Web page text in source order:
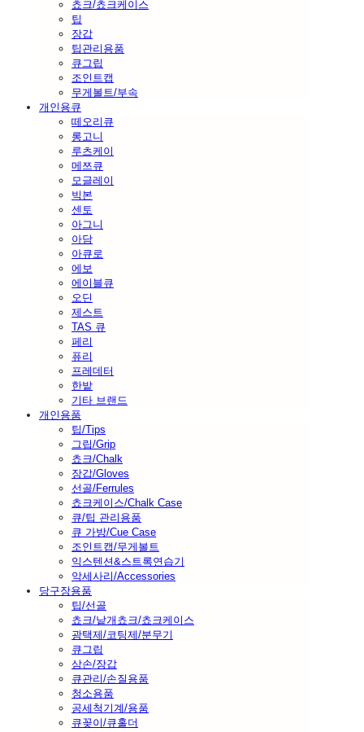
쵸크/쵸크케이스
팁
장갑
팁관리용품
큐그립
조인트캡
무게볼트/부속
개인용큐
떼오리큐
롱고니
루츠케이
메쯔큐
모글레이
빅본
센토
아그니
아담
아큐로
에보
에이블큐
오딘
제스트
TAS 큐
페리
퓨리
프레데터
한밭
기타 브랜드
개인용품
팁/Tips
그립/Grip
쵸크/Chalk
장갑/Gloves
선골/Ferrules
쵸크케이스/Chalk Case
큐/팁 관리용품
큐 가방/Cue Case
조인트캡/무게볼트
익스텐션&스트록연습기
악세사리/Accessories
당구장용품
팁/선골
쵸크/낱개쵸크/쵸크케이스
광택제/코팅제/분무기
큐그립
삼손/장갑
큐관리/손질용품
청소용품
공세척기계/용품
큐꽂이/큐홀더